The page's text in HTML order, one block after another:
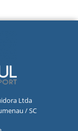
Ltda
/ SC